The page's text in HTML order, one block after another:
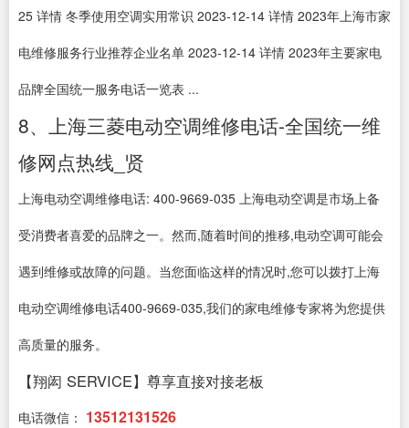
25 详情 冬季使用空调实用常识 2023-12-14 详情 2023年上海市家
电维修服务行业推荐企业名单 2023-12-14 详情 2023年主要家电
品牌全国统一服务电话一览表 ...
8、上海三菱电动空调维修电话-全国统一维
修网点热线_贤
上海电动空调维修电话: 400-9669-035 上海电动空调是市场上备
受消费者喜爱的品牌之一。然而,随着时间的推移,电动空调可能会
遇到维修或故障的问题。当您面临这样的情况时,您可以拨打上海
电动空调维修电话400-9669-035,我们的家电维修专家将为您提供
高质量的服务。
【翔闳 SERVICE】尊享直接对接老板
电话微信： 13512131526